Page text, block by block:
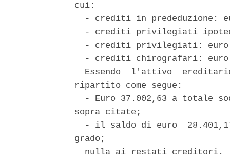
cui:
- crediti in prededuzione:
- crediti privilegiati
- crediti privilegiati:
- crediti chirografari:
Essendo  l'attivo
ripartito come segue:
- Euro 37.002,63 a totale
sopra citate;
- il saldo di euro
grado;
  nulla ai restati creditori.